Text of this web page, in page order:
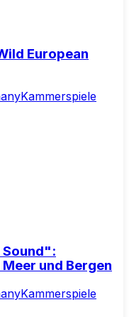
European
Kammerspiele
Sound":
und Bergen
Kammerspiele